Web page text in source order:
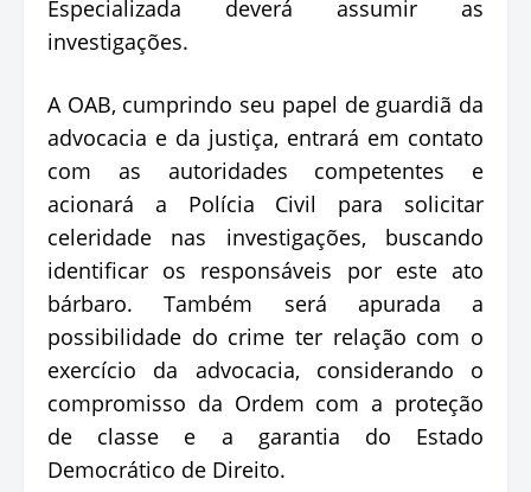
Especializada deverá assumir as
investigações.
A OAB, cumprindo seu papel de guardiã da
advocacia e da justiça, entrará em contato
com as autoridades competentes e
acionará a Polícia Civil para solicitar
celeridade nas investigações, buscando
identificar os responsáveis por este ato
bárbaro. Também será apurada a
possibilidade do crime ter relação com o
exercício da advocacia, considerando o
compromisso da Ordem com a proteção
de classe e a garantia do Estado
Democrático de Direito.